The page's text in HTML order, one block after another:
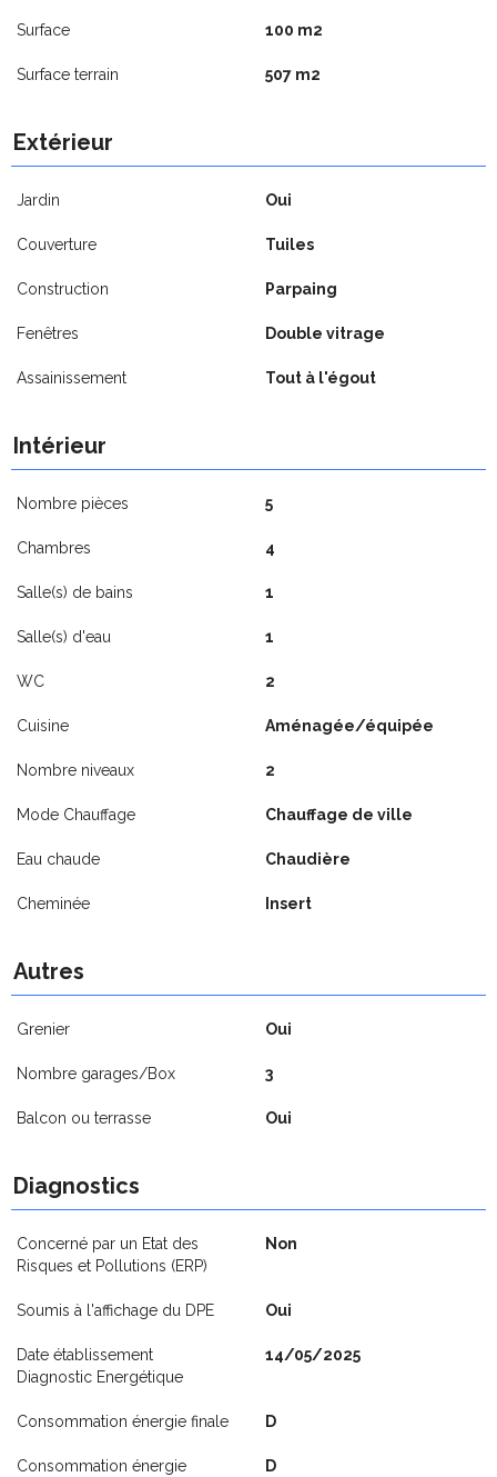
Surface 100 m2
Surface terrain 507 m2
Extérieur
Jardin Oui
Couverture Tuiles
Construction Parpaing
Fenêtres Double vitrage
Assainissement Tout à l'égout
Intérieur
Nombre pièces 5
Chambres 4
Salle(s) de bains 1
Salle(s) d'eau 1
WC 2
Cuisine Aménagée/équipée
Nombre niveaux 2
Mode Chauffage Chauffage de ville
Eau chaude Chaudière
Cheminée Insert
Autres
Grenier Oui
Nombre garages/Box 3
Balcon ou terrasse Oui
Diagnostics
Concerné par un Etat des
Risques et Pollutions (ERP)
Non
Soumis à l'affichage du DPE Oui
Date établissement
Diagnostic Energétique
14/05/2025
Consommation énergie finale D
Consommation énergie
D